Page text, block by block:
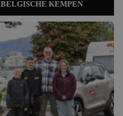
BELGISCHE KEMPEN